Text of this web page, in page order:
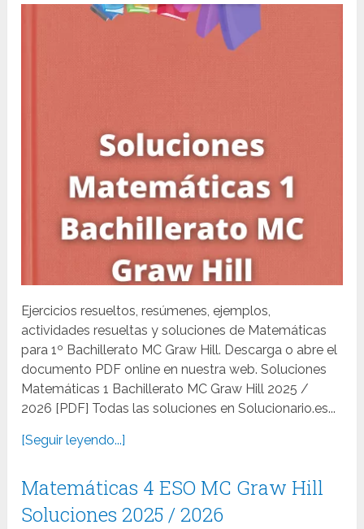
Ejercicios resueltos, resúmenes, ejemplos,
actividades resueltas y soluciones de Matemáticas
para 1º Bachillerato MC Graw Hill. Descarga o abre el
documento PDF online en nuestra web. Soluciones
Matemáticas 1 Bachillerato MC Graw Hill 2025 /
2026 [PDF] Todas las soluciones en Solucionario.es...
[Seguir leyendo...]
Matemáticas 4 ESO MC Graw Hill
Soluciones 2025 / 2026